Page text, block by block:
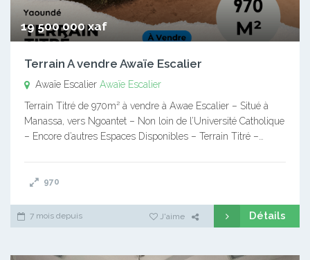
19 500 000 xaf
Terrain A vendre Awaïe Escalier
Awaïe Escalier Awaïe Escalier
Terrain Titré de 970m² à vendre à Awae Escalier – Situé à
Manassa, vers Ngoantet – Non loin de l’Université Catholique
– Encore d’autres Espaces Disponibles – Terrain Titré –…
970
7 mois depuis J'aime Détails